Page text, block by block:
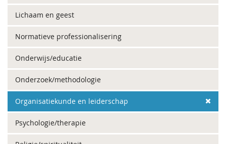
Lichaam en geest
Normatieve professionalisering
Onderwijs/educatie
Onderzoek/methodologie
Organisatiekunde en leiderschap
Psychologie/therapie